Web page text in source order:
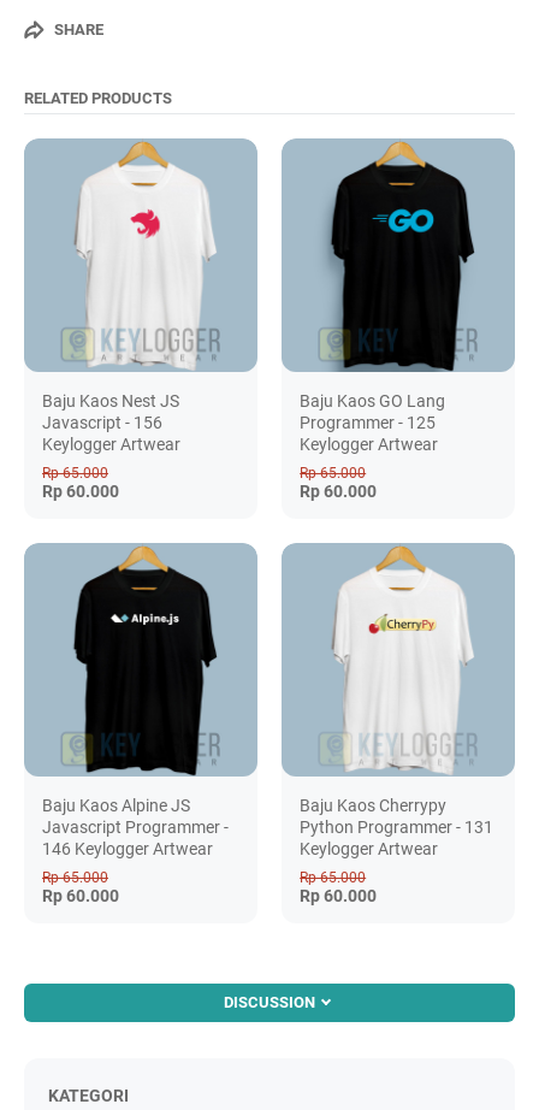
SHARE
RELATED PRODUCTS
Baju Kaos Nest JS
Javascript - 156
Keylogger Artwear
Rp 65.000
Rp 60.000
Baju Kaos GO Lang
Programmer - 125
Keylogger Artwear
Rp 65.000
Rp 60.000
Baju Kaos Alpine JS
Javascript Programmer -
146 Keylogger Artwear
Rp 65.000
Rp 60.000
Baju Kaos Cherrypy
Python Programmer - 131
Keylogger Artwear
Rp 65.000
Rp 60.000
DISCUSSION
KATEGORI